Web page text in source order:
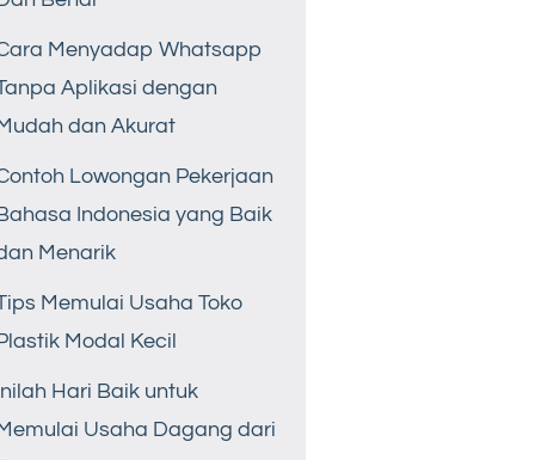
Menyadap Whatsapp
Aplikasi dengan
dan Akurat
Lowongan Pekerjaan
Indonesia yang Baik
Menarik
Memulai Usaha Toko
Modal Kecil
Hari Baik untuk
Usaha Dagang dari